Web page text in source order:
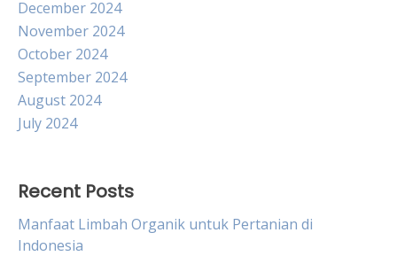
December 2024
November 2024
October 2024
September 2024
August 2024
July 2024
Recent Posts
Manfaat Limbah Organik untuk Pertanian di
Indonesia